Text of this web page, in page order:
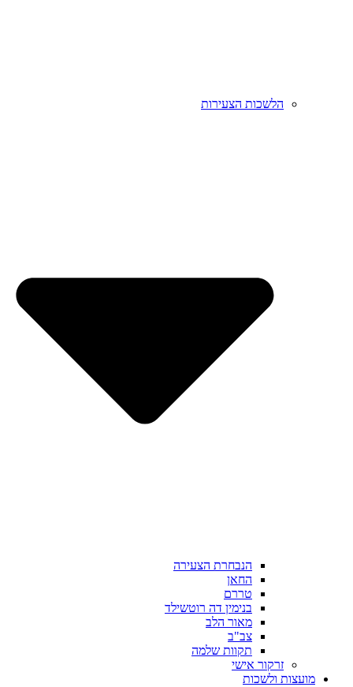
הלשכות הצעירות
הנבחרת הצעירה
החאן
טררם
בנימין דה רוטשילד
מאור הלב
צב"ב
תקוות שלמה
זרקור אישי
מועצות ולשכות